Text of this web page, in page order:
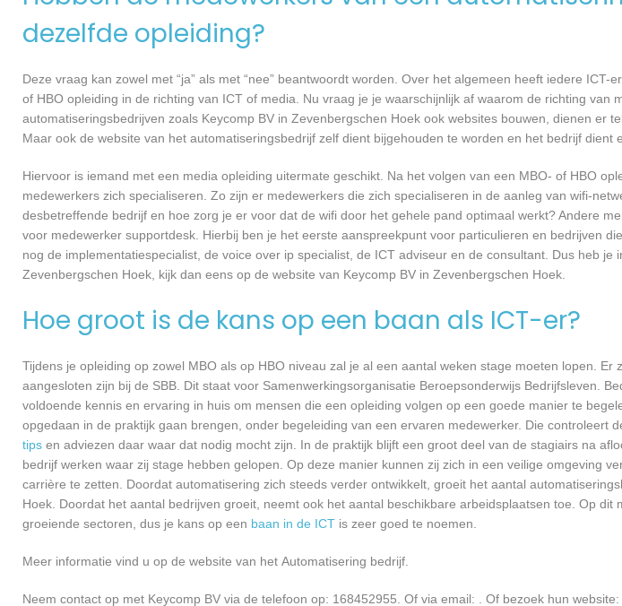
dezelfde opleiding?
Deze vraag kan zowel met “ja” als met “nee” beantwoordt worden. Over het algemeen heeft iedere
of HBO opleiding in de richting van ICT of media. Nu vraag je je waarschijnlijk af waarom de richting van
automatiseringsbedrijven zoals Keycomp BV in Zevenbergschen Hoek ook websites bouwen, dienen er
Maar ook de website van het automatiseringsbedrijf zelf dient bijgehouden te worden en het bedrijf dient
Hiervoor is iemand met een media opleiding uitermate geschikt. Na het volgen van een MBO- of HBO
medewerkers zich specialiseren. Zo zijn er medewerkers die zich specialiseren in de aanleg van wifi-
desbetreffende bedrijf en hoe zorg je er voor dat de wifi door het gehele pand optimaal werkt? Andere
voor medewerker supportdesk. Hierbij ben je het eerste aanspreekpunt voor particulieren en bedrijven
nog de implementatiespecialist, de voice over ip specialist, de ICT adviseur en de consultant. Dus heb
Zevenbergschen Hoek, kijk dan eens op de website van Keycomp BV in Zevenbergschen Hoek.
Hoe groot is de kans op een baan als ICT-er?
Tijdens je opleiding op zowel MBO als op HBO niveau zal je al een aantal weken stage moeten lopen. Er
aangesloten zijn bij de SBB. Dit staat voor Samenwerkingsorganisatie Beroepsonderwijs Bedrijfsleven.
voldoende kennis en ervaring in huis om mensen die een opleiding volgen op een goede manier te
opgedaan in de praktijk gaan brengen, onder begeleiding van een ervaren medewerker. Die controleert
tips en adviezen daar waar dat nodig mocht zijn. In de praktijk blijft een groot deel van de stagiairs na
bedrijf werken waar zij stage hebben gelopen. Op deze manier kunnen zij zich in een veilige omgeving
carrière te zetten. Doordat automatisering zich steeds verder ontwikkelt, groeit het aantal
Hoek. Doordat het aantal bedrijven groeit, neemt ook het aantal beschikbare arbeidsplaatsen toe. Op dit
groeiende sectoren, dus je kans op een baan in de ICT is zeer goed te noemen.
Meer informatie vind u op de website van het Automatisering bedrijf.
Neem contact op met Keycomp BV via de telefoon op: 168452955. Of via email: . Of bezoek hun website: